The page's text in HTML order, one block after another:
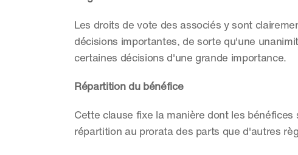
Les droits de vote des associés y sont
décisions importantes, de sorte qu'une
certaines décisions d'une grande importance.
Répartition du bénéfice
Cette clause fixe la manière dont les
répartition au prorata des parts que d'autres